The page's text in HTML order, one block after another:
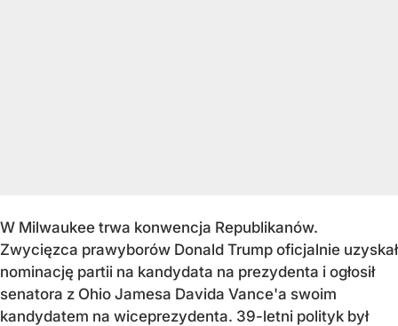
W Milwaukee trwa konwencja Republikanów.
Zwycięzca prawyborów Donald Trump oficjalnie uzyskał
nominację partii na kandydata na prezydenta i ogłosił
senatora z Ohio Jamesa Davida Vance'a swoim
kandydatem na wiceprezydenta. 39-letni polityk był